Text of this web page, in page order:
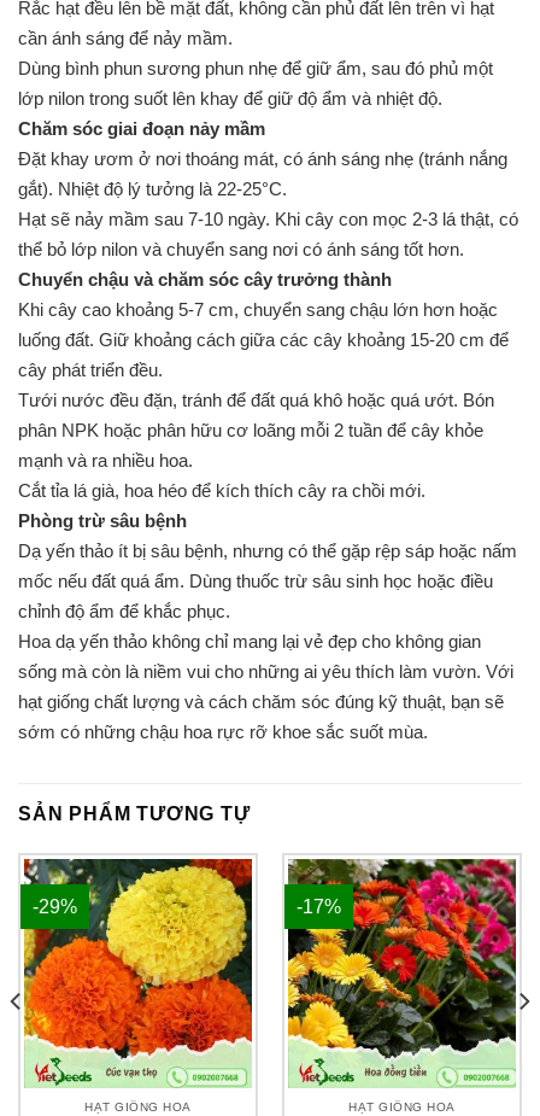
Rắc hạt đều lên bề mặt đất, không cần phủ đất lên trên vì hạt
cần ánh sáng để nảy mầm.
Dùng bình phun sương phun nhẹ để giữ ẩm, sau đó phủ một
lớp nilon trong suốt lên khay để giữ độ ẩm và nhiệt độ.
Chăm sóc giai đoạn nảy mầm
Đặt khay ươm ở nơi thoáng mát, có ánh sáng nhẹ (tránh nắng
gắt). Nhiệt độ lý tưởng là 22-25°C.
Hạt sẽ nảy mầm sau 7-10 ngày. Khi cây con mọc 2-3 lá thật, có
thể bỏ lớp nilon và chuyển sang nơi có ánh sáng tốt hơn.
Chuyển chậu và chăm sóc cây trưởng thành
Khi cây cao khoảng 5-7 cm, chuyển sang chậu lớn hơn hoặc
luống đất. Giữ khoảng cách giữa các cây khoảng 15-20 cm để
cây phát triển đều.
Tưới nước đều đặn, tránh để đất quá khô hoặc quá ướt. Bón
phân NPK hoặc phân hữu cơ loãng mỗi 2 tuần để cây khỏe
mạnh và ra nhiều hoa.
Cắt tỉa lá già, hoa héo để kích thích cây ra chồi mới.
Phòng trừ sâu bệnh
Dạ yến thảo ít bị sâu bệnh, nhưng có thể gặp rệp sáp hoặc nấm
mốc nếu đất quá ẩm. Dùng thuốc trừ sâu sinh học hoặc điều
chỉnh độ ẩm để khắc phục.
Hoa dạ yến thảo không chỉ mang lại vẻ đẹp cho không gian
sống mà còn là niềm vui cho những ai yêu thích làm vườn. Với
hạt giống chất lượng và cách chăm sóc đúng kỹ thuật, bạn sẽ
sớm có những chậu hoa rực rỡ khoe sắc suốt mùa.
SẢN PHẨM TƯƠNG TỰ
-29%
HẠT GIỐNG HOA
-17%
HẠT GIỐNG HOA